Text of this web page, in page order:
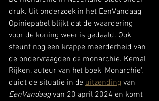
druk. Uit onderzoek in het EenVandaag
Opiniepabel blijkt dat de waardering
voor de koning weer is gedaald. Ook
steunt nog een krappe meerderheid van
de ondervraagden de monarchie. Kemal
Rijken, auteur van het boek 'Monarchie'.
duidt de situatie in de uitzending van
EenVandaag van 20 april 2024 en komt